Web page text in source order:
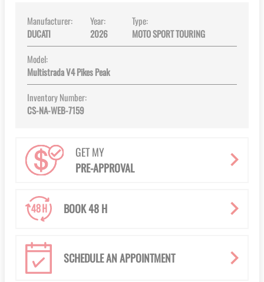
Manufacturer:
DUCATI
Year:
2026
Type:
MOTO SPORT TOURING
Model:
Multistrada V4 Pikes Peak
Inventory Number:
CS-NA-WEB-7159
GET MY
PRE-APPROVAL
BOOK 48 H
SCHEDULE AN APPOINTMENT